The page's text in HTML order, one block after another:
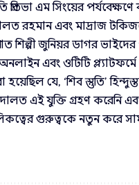
এম সিংয়ের
রহমান এবং মাদ্রাজ
শিল্পী জুনিয়র ডাগর
এবং ওটিটি প্ল্যাটফর্মে
যে, ‘শিব স্তুতি’
এই যুক্তি গ্রহণ করেনি
গুরুত্বকে নতুন করে